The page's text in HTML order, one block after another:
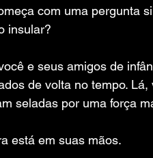
com uma pergunta
insular?
e seus amigos de
de volta no tempo.
seladas por uma força
está em suas mãos.